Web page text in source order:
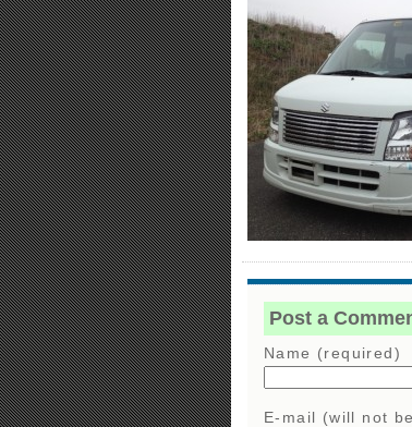
Post a
Name (required)
E-mail (will not